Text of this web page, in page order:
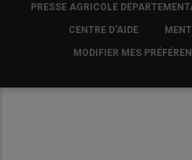
PRESSE AGRICOLE
CENTRE D'AIDE
MODIFIER MES